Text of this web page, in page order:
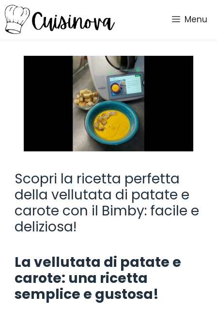
Vai
al
contenuto
Menu
Scopri la ricetta perfetta
della vellutata di patate e
carote con il Bimby: facile e
deliziosa!
La vellutata di patate e
carote: una ricetta
semplice e gustosa!